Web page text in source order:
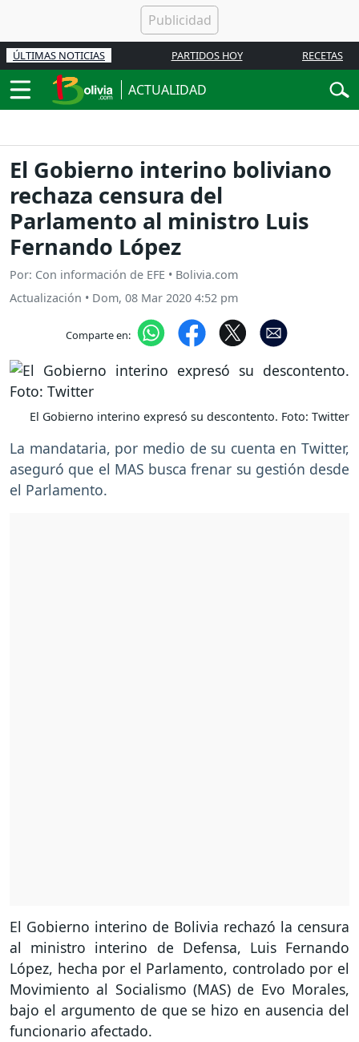
ÚLTIMAS NOTICIAS PARTIDOS HOY RECETAS
ACTUALIDAD
El Gobierno interino boliviano
rechaza censura del
Parlamento al ministro Luis
Fernando López
Por: Con información de EFE • Bolivia.com
Actualización • Dom, 08 Mar 2020 4:52 pm
Comparte en:
El Gobierno interino expresó su descontento. Foto: Twitter
La mandataria, por medio de su cuenta en Twitter,
aseguró que el MAS busca frenar su gestión desde
el Parlamento.
El Gobierno interino de Bolivia rechazó la censura
al ministro interino de Defensa, Luis Fernando
López, hecha por el Parlamento, controlado por el
Movimiento al Socialismo (MAS) de Evo Morales,
bajo el argumento de que se hizo en ausencia del
funcionario afectado.